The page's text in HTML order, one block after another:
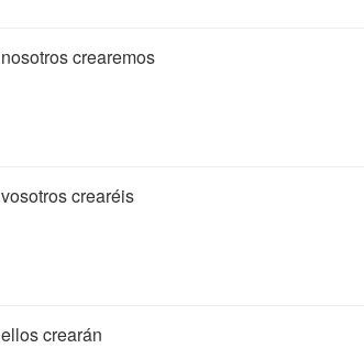
nosotros crearemos
vosotros crearéis
ellos crearán